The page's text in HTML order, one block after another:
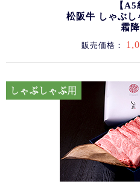
【A5
松阪牛 しゃぶし
霜降
販売価格：